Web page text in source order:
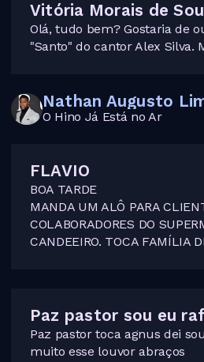
Olá, tudo bem? Gostaria de
"Santo" do cantor Alex Silva.
O Hino Já Está no Ar
FLAVIO
BOA TARDE
MANDA UM ALÔ PARA
COLABORADORES DO
CANDEEIRO. TOCA FAMÍLIA
Paz pastor toca agnus dei
muito esse louvor abraços